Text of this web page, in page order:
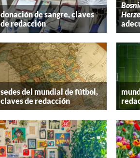
donación de sangre, claves
de redacción
sedes del mundial de fútbol,
claves de redacción